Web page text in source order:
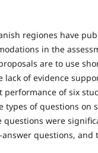
regiones have
in the
are to use
lack of evidence
performance of six
types of questions on
were
questions, and